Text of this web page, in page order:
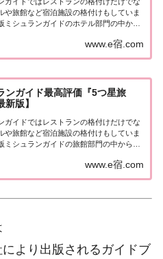
や旅館など宿泊施設の格付けもしていま
ミシュランガイドのホテル部門の中から
みました♪ いずれのホテルも人気ランキ
常に上位を賑わす有名ホテル。各ホテル
www.e宿.com
ンガイド最高評価『5つ星旅
新版】
ガイドではレストランの格付けだけでな
や旅館など宿泊施設の格付けもしていま
ミシュランガイドの旅館部門の中から最
した♪ いずれも人気ランキングなどで常
わす有名旅館。各旅館の情報と口コミ評
www.e宿.com
より出版されるガイドブ